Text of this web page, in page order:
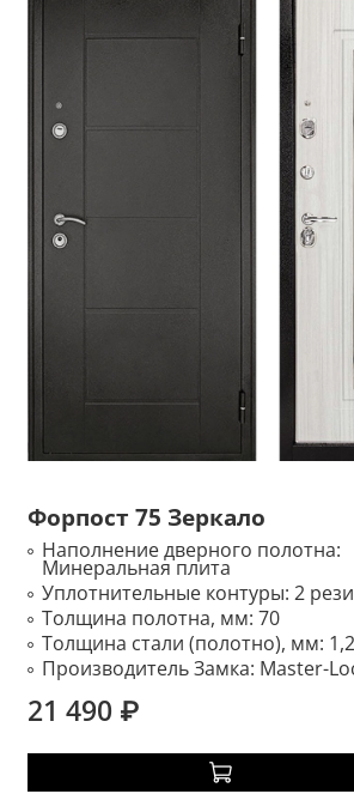
Форпост 75 Зеркало
Наполнение дверного полотна:
Минеральная плита
Уплотнительные контуры: 2
Толщина полотна, мм: 70
Толщина стали (полотно), мм: 1,2
Производитель Замка: Master-
21 490 ₽